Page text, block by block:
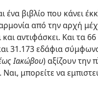
ένα βιβλίο που κάνει
από την αρχή
αντιφάσκει. Και τα 66
31.173 εδάφια
Ιακώβου) αξίζουν την
μπορείτε να